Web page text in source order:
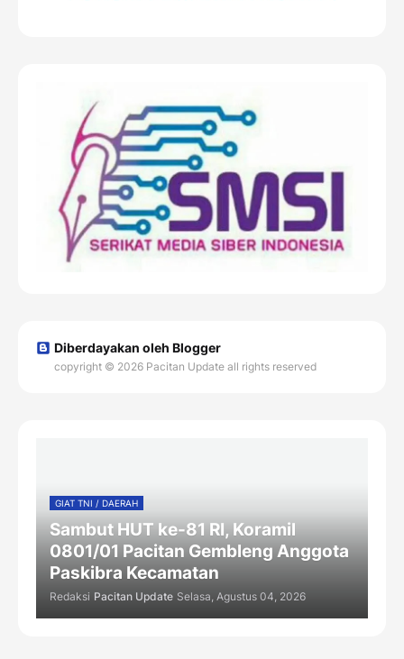
Diberdayakan oleh Blogger
copyright © 2026 Pacitan Update all rights reserved
GIAT TNI / DAERAH
Sambut HUT ke-81 RI, Koramil
0801/01 Pacitan Gembleng Anggota
Paskibra Kecamatan
Redaksi Pacitan Update Selasa, Agustus 04, 2026